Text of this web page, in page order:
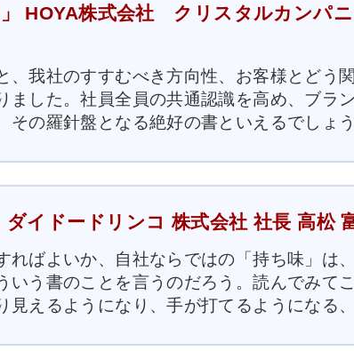
」 HOYA株式会社 クリスタルカン
、我社のすすむべき方向性、お客様とどう
ました。社員全員の共通認識を高め、ブラ
その羅針盤となる絶好の書といえるでしょう
ダイドードリンコ 株式会社 社長 高松
ればよいか、自社ならではの「持ち味」は
いう書のことを言うのだろう。読んでみて
見えるようになり、手が打てるようになる